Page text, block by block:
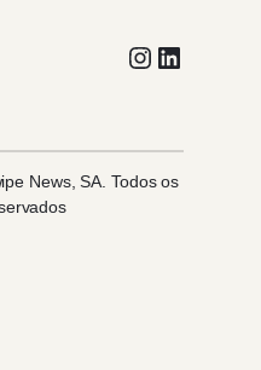
Instagram
LinkedIn
News, SA. Todos os